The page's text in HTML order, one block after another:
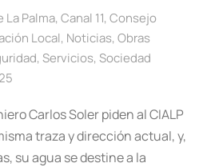
La Palma, Canal 11, Consejo
Local, Noticias, Obras
, Servicios, Sociedad
Carlos Soler piden al CIALP
traza y dirección actual, y,
su agua se destine a la